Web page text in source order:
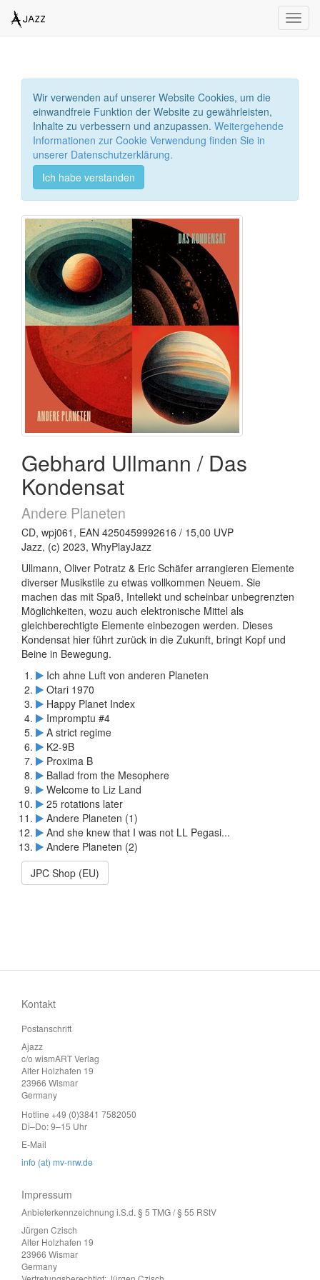
Wir verwenden auf unserer Website Cookies, um die
einwandfreie Funktion der Website zu gewährleisten,
Inhalte zu verbessern und anzupassen. Weitergehende
Informationen zur Cookie Verwendung finden Sie in
unserer Datenschutzerklärung.
Ich habe verstanden
Gebhard Ullmann / Das
Kondensat
Andere Planeten
CD, wpj061, EAN 4250459992616 / 15,00 UVP
Jazz, (c) 2023, WhyPlayJazz
Ullmann, Oliver Potratz & Eric Schäfer arrangieren Elemente
diverser Musikstile zu etwas vollkommen Neuem. Sie
machen das mit Spaß, Intellekt und scheinbar unbegrenzten
Möglichkeiten, wozu auch elektronische Mittel als
gleichberechtigte Elemente einbezogen werden. Dieses
Kondensat hier führt zurück in die Zukunft, bringt Kopf und
Beine in Bewegung.
Ich ahne Luft von anderen Planeten
Otari 1970
Happy Planet Index
Impromptu #4
A strict regime
K2-9B
Proxima B
Ballad from the Mesophere
Welcome to Liz Land
25 rotations later
Andere Planeten (1)
And she knew that I was not LL Pegasi...
Andere Planeten (2)
JPC Shop (EU)
Kontakt
Postanschrift
Ajazz
c/o wismART Verlag
Alter Holzhafen 19
23966 Wismar
Germany
Hotline +49 (0)3841 7582050
Di–Do: 9–15 Uhr
E-Mail
info (at) mv-nrw.de
Impressum
Anbieterkennzeichnung i.S.d. § 5 TMG / § 55 RStV
Jürgen Czisch
Alter Holzhafen 19
23966 Wismar
Germany